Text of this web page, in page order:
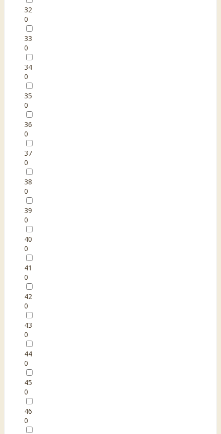
32
0
33
0
34
0
35
0
36
0
37
0
38
0
39
0
40
0
41
0
42
0
43
0
44
0
45
0
46
0